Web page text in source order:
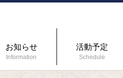
お知らせ
Information
活動予定
Schedule